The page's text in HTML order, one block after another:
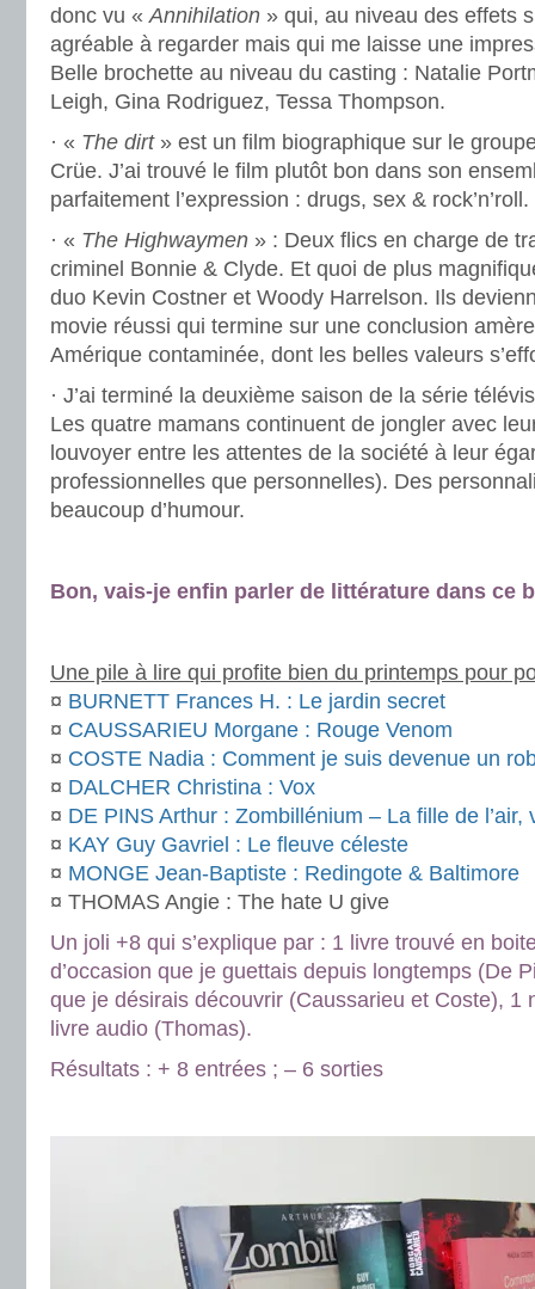
donc vu «Annihilation » qui, au niveau des effets
agréable à regarder mais qui me laisse une
Belle brochette au niveau du casting : Natalie
Leigh, Gina Rodriguez, Tessa Thompson.
· « The dirt» est un film biographique sur le
Crüe. J’ai trouvé le film plutôt bon dans son
parfaitement l’expression : drugs, sex & rock’n’roll.
· « The Highwaymen » : Deux flics en charge de
criminel Bonnie & Clyde. Et quoi de plus
duo Kevin Costner et Woody Harrelson. Ils
movie réussi qui termine sur une conclusion
Amérique contaminée, dont les belles valeurs
· J’ai terminé la deuxième saison de la série
Les quatre mamans continuent de jongler avec
louvoyer entre les attentes de la société à leur
professionnelles que personnelles). Des
beaucoup d’humour.
Bon, vais-je enfin parler de littérature dans ce
Une pile à lire qui profite bien du printemps pour
¤ BURNETT Frances H. : Le jardin secret
¤ CAUSSARIEU Morgane : Rouge Venom
¤ COSTE Nadia : Comment je suis devenue un
¤ DALCHER Christina : Vox
¤ DE PINS Arthur : Zombillénium – La fille de l’air,
¤ KAY Guy Gavriel : Le fleuve céleste
¤ MONGE Jean-Baptiste : Redingote & Baltimore
¤ THOMAS Angie : The hate U give
Un joli +8 qui s’explique par : 1 livre trouvé en
d’occasion que je guettais depuis longtemps (De
que je désirais découvrir (Caussarieu et Coste), 1
livre audio (Thomas).
Résultats : + 8 entrées ; – 6 sorties